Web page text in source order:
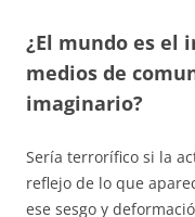
¿El mundo es el
medios de
imaginario?
Sería terrorífico si la
reflejo de lo que
ese sesgo y